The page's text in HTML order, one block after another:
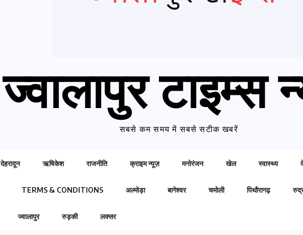
ज्वालापुर टाइम्स
सबसे कम समय में सबसे सटीक खबरें
देहरादून ऋषिकेश राजनीति क्राइम न्यूज़ मनोरंजन खेल स्वास्थ्य
TERMS & CONDITIONS अल्मोड़ा बागेश्वर चमोली पिथौरागढ़
ज्वालापुर रुड़की लक्सर